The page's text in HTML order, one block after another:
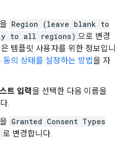
Region (leave blank to
to all regions) 으로 변경
템플릿 사용자를 위한 정보입니
의 상태를 설정하는 방법을 자
트 입력을 선택한 다음 이름을
.
Granted Consent Types
로 변경합니다.